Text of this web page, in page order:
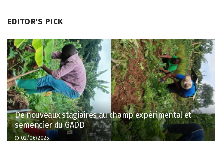
EDITOR'S PICK
De nouveaux stagiaires au champ expérimental et
semencier du GADD
02/06/2025